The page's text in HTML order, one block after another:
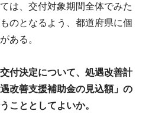
は、交付対象期間全体でみた
のとなるよう、都道府県に個
ある。
付決定について、処遇改善計
改善支援補助金の見込額」の
こととしてよいか。